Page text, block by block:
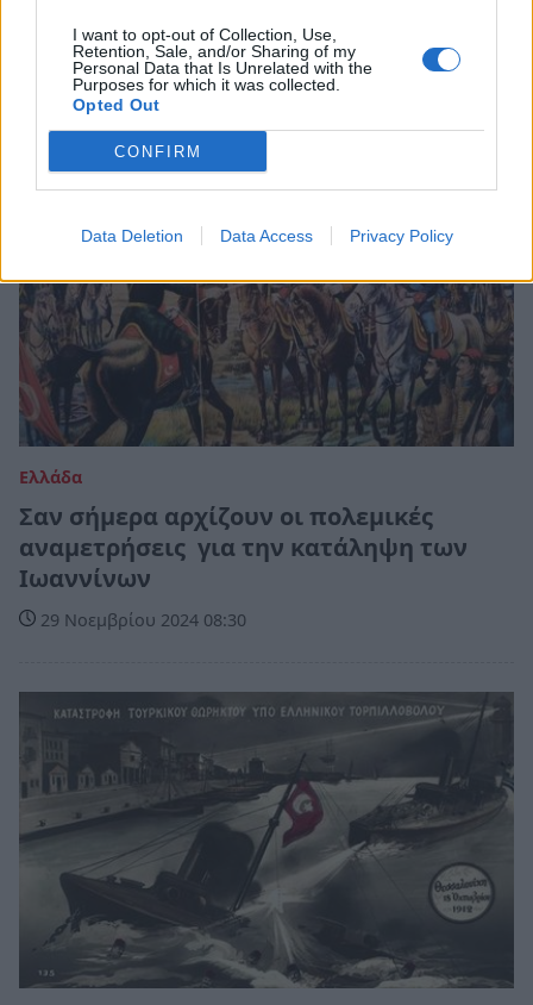
I want to opt-out of Collection, Use,
Retention, Sale, and/or Sharing of my
Personal Data that Is Unrelated with the
Purposes for which it was collected.
Opted Out
CONFIRM
Data Deletion Data Access Privacy Policy
Ελλάδα
Σαν σήμερα αρχίζουν οι πολεμικές
αναμετρήσεις για την κατάληψη των
Ιωαννίνων
29 Νοεμβρίου 2024 08:30